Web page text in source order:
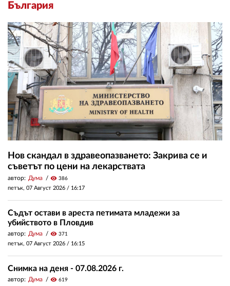
България
Нов скандал в здравеопазването: Закрива се и
съветът по цени на лекарствата
автор: Дума visibility 386
петък, 07 Август 2026 / 16:17
Съдът остави в ареста петимата младежи за
убийството в Пловдив
автор: Дума visibility 371
петък, 07 Август 2026 / 16:15
Снимка на деня - 07.08.2026 г.
автор: Дума visibility 619